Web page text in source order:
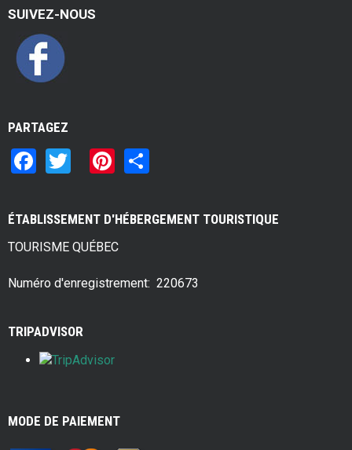
SUIVEZ-NOUS
PARTAGEZ
F
ce
b
o
o
tt
er
Pi
er
es
t
ar
ÉTABLISSEMENT D'HÉBERGEMENT TOURISTIQUE
TOURISME QUÉBEC
Numéro d'enregistrement: 220673
TRIPADVISOR
MODE DE PAIEMENT